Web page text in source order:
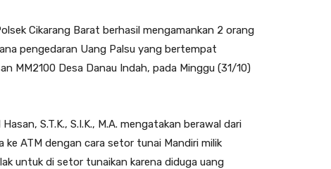
Cikarang Barat berhasil mengamankan 2 orang
pengedaran Uang Palsu yang bertempat
MM2100 Desa Danau Indah, pada Minggu (31/10)
S.T.K., S.I.K., M.A. mengatakan berawal dari
ATM dengan cara setor tunai Mandiri milik
untuk di setor tunaikan karena diduga uang